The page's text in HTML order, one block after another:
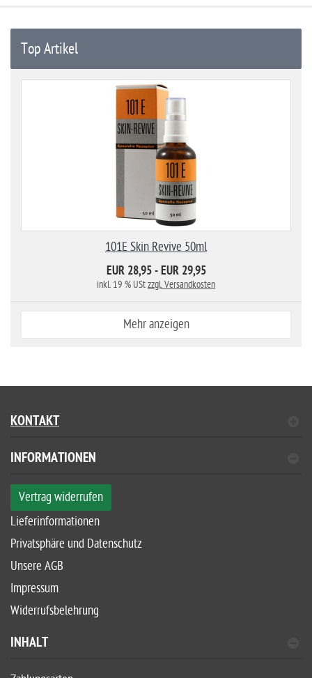
Top Artikel
101E Skin Revive 50ml
EUR 28,95 - EUR 29,95
inkl. 19 % UStzzgl. Versandkosten
Mehr anzeigen
KONTAKT
INFORMATIONEN
Vertrag widerrufen
Lieferinformationen
Privatsphäre und Datenschutz
Unsere AGB
Impressum
Widerrufsbelehrung
INHALT